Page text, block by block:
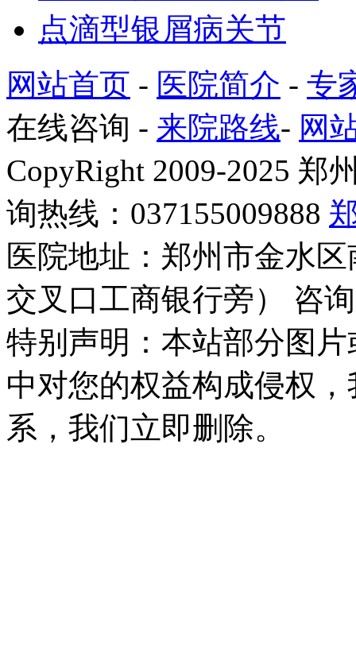
点滴型银屑病关节
网站首页 - 医院简介 - 专
在线咨询 - 来院路线- 网
CopyRight 2009-2025 郑
询热线：037155009888
医院地址：郑州市金水
交叉口工商银行旁） 咨
特别声明：本站部分图
中对您的权益构成侵权
系，我们立即删除。